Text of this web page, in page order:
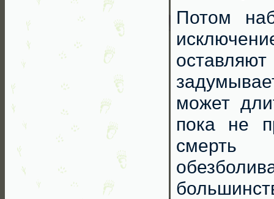
Потом
может
пока не
смерть